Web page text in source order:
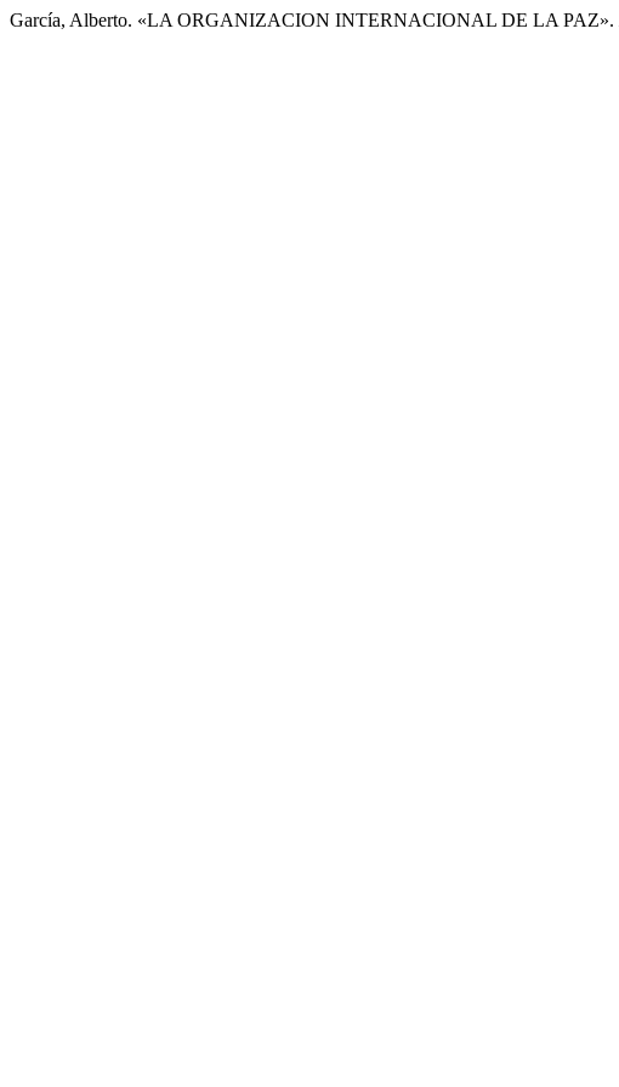
García, Alberto. «LA ORGANIZACION INTERNACIONAL DE LA PAZ».